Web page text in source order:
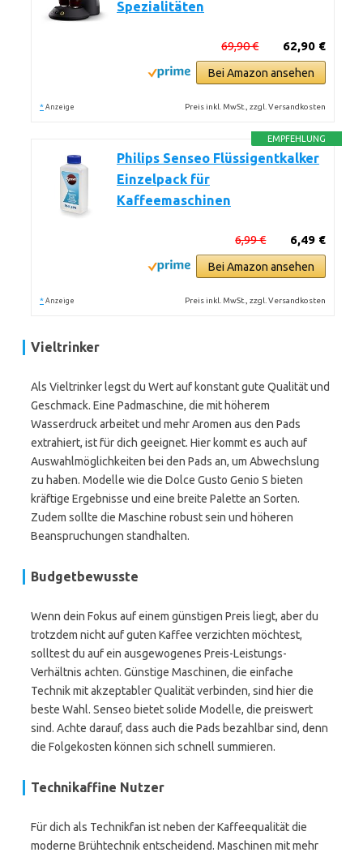
Spezialitäten
62,90 €
69,90 €
Bei Amazon ansehen
* Anzeige Preis inkl. MwSt., zzgl. Versandkosten
EMPFEHLUNG
Philips Senseo Flüssigentkalker
Einzelpack für
Kaffeemaschinen
6,49 €
6,99 €
Bei Amazon ansehen
* Anzeige Preis inkl. MwSt., zzgl. Versandkosten
Vieltrinker
Als Vieltrinker legst du Wert auf konstant gute Qualität und
Geschmack. Eine Padmaschine, die mit höherem
Wasserdruck arbeitet und mehr Aromen aus den Pads
extrahiert, ist für dich geeignet. Hier kommt es auch auf
Auswahlmöglichkeiten bei den Pads an, um Abwechslung
zu haben. Modelle wie die Dolce Gusto Genio S bieten
kräftige Ergebnisse und eine breite Palette an Sorten.
Zudem sollte die Maschine robust sein und höheren
Beanspruchungen standhalten.
Budgetbewusste
Wenn dein Fokus auf einem günstigen Preis liegt, aber du
trotzdem nicht auf guten Kaffee verzichten möchtest,
solltest du auf ein ausgewogenes Preis-Leistungs-
Verhältnis achten. Günstige Maschinen, die einfache
Technik mit akzeptabler Qualität verbinden, sind hier die
beste Wahl. Senseo bietet solide Modelle, die preiswert
sind. Achte darauf, dass auch die Pads bezahlbar sind, denn
die Folgekosten können sich schnell summieren.
Technikaffine Nutzer
Für dich als Technikfan ist neben der Kaffeequalität die
moderne Brühtechnik entscheidend. Maschinen mit mehr